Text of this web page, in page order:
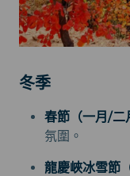
冬季
春節（一月/二
氛圍。
龍慶峽冰雪節